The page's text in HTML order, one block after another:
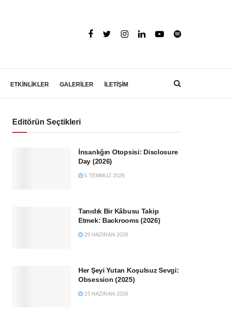
ETKİNLİKLER GALERİLER İLETİŞİM
Editörün Seçtikleri
İnsanlığın Otopsisi: Disclosure
Day (2026)
5 TEMMUZ 2026
Tanıdık Bir Kâbusu Takip
Etmek: Backrooms (2026)
29 HAZIRAN 2026
Her Şeyi Yutan Koşulsuz Sevgi:
Obsession (2025)
23 HAZIRAN 2026